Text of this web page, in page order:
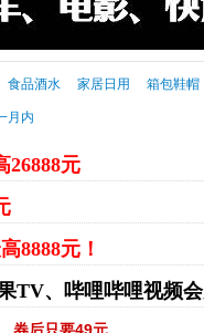
食品酒水 家居日用 箱包鞋帽
月内
26888元
8888元！
TV、哔哩哔哩视频